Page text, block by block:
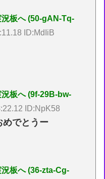
板へ (50-gAN-Tq-
ID:MdIiB
板へ (9f-29B-bw-
ID:NpK58
めでとうー
板へ (36-zta-Cg-